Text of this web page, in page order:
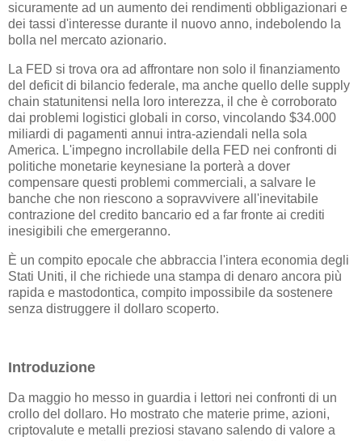
sicuramente ad un aumento dei rendimenti obbligazionari e
dei tassi d'interesse durante il nuovo anno, indebolendo la
bolla nel mercato azionario.
La FED si trova ora ad affrontare non solo il finanziamento
del deficit di bilancio federale, ma anche quello delle supply
chain statunitensi nella loro interezza, il che è corroborato
dai problemi logistici globali in corso, vincolando $34.000
miliardi di pagamenti annui intra-aziendali nella sola
America. L'impegno incrollabile della FED nei confronti di
politiche monetarie keynesiane la porterà a dover
compensare questi problemi commerciali, a salvare le
banche che non riescono a sopravvivere all'inevitabile
contrazione del credito bancario ed a far fronte ai crediti
inesigibili che emergeranno.
È un compito epocale che abbraccia l'intera economia degli
Stati Uniti, il che richiede una stampa di denaro ancora più
rapida e mastodontica, compito impossibile da sostenere
senza distruggere il dollaro scoperto.
Introduzione
Da maggio ho messo in guardia i lettori nei confronti di un
crollo del dollaro. Ho mostrato che materie prime, azioni,
criptovalute e metalli preziosi stavano salendo di valore a